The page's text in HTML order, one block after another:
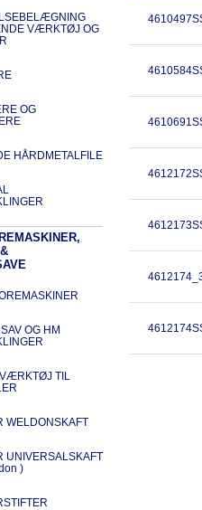
VÆRKTØJ OG
OG
HÅRDMETALFILE
OG HM
TIL
WELDONSKAFT
UNIVERSALSKAFT
)